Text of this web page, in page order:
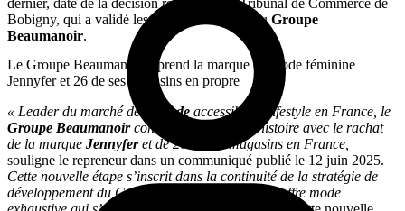
dernier, date de la décision rendue par le Tribunal de Commerce de
Bobigny, qui a validé les offres de
et duGroupe
Beaumanoir.
Le Groupe Beaumanoir reprend la marque de mode féminine
Jennyfer et 26 de ses magasins en propre
« Leader du marché de la
mode accessible et lifestyle en France, le
Groupe Beaumanoircontinue d’écrire son histoire avec le rachat
de la marque Jennyferet de 26 de ses magasins en France,
souligne le repreneur dans un communiqué publié le 12 juin 2025.
Cette nouvelle étape s’inscrit dans la continuité de la stratégie de
développement du Groupe, en construisant une offre mode